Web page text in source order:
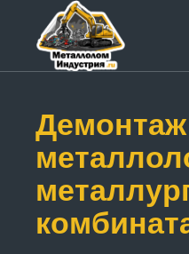
Демонтаж